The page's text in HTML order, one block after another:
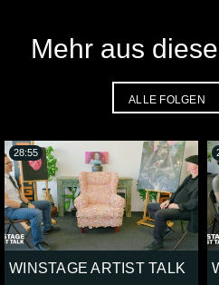
Mehr aus
WINSTAGE ARTIST TALK
28:55